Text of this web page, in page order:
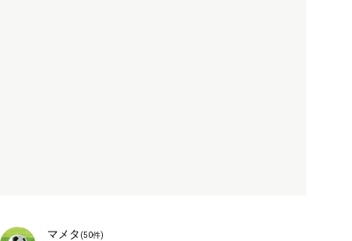
マメタ (50件)